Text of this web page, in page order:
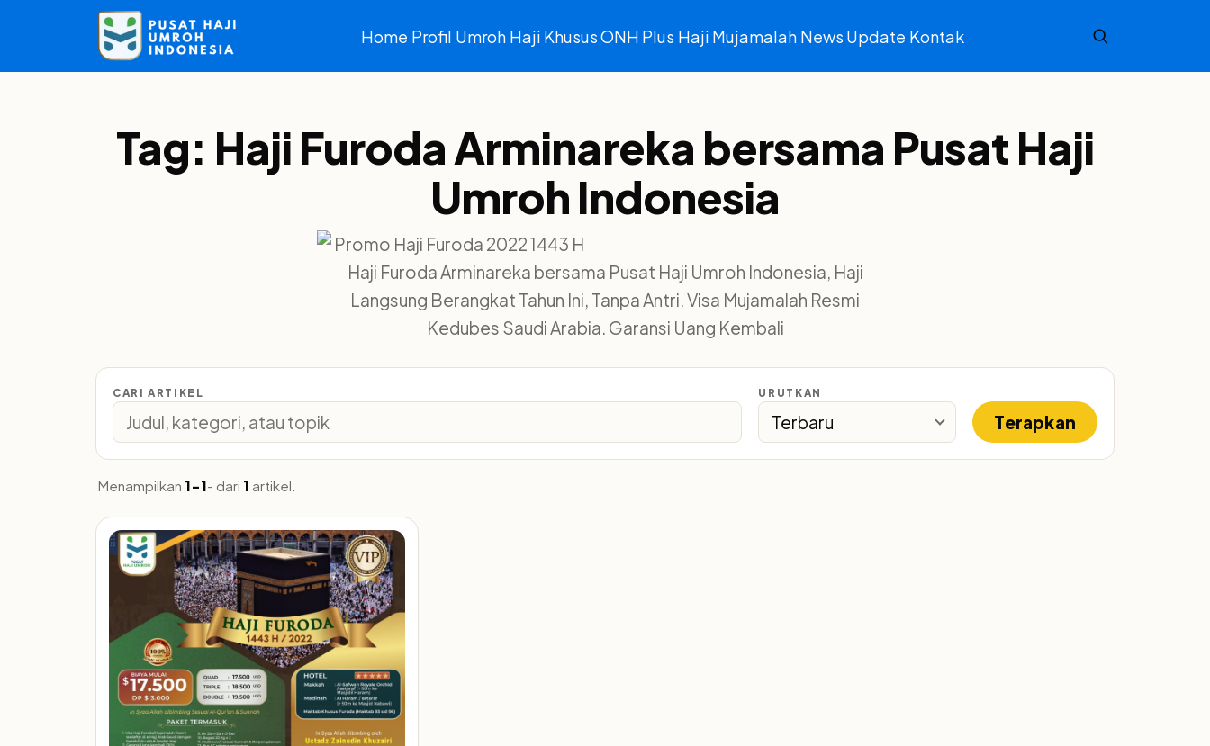
Home Profil Umroh Haji Khusus ONH Plus Haji Mujamalah News Update Kontak
Tag: Haji Furoda Arminareka bersama Pusat Haji
Umroh Indonesia
Haji Furoda Arminareka bersama Pusat Haji Umroh Indonesia, Haji
Langsung Berangkat Tahun Ini, Tanpa Antri. Visa Mujamalah Resmi
Kedubes Saudi Arabia. Garansi Uang Kembali
CARI ARTIKEL URUTKAN
Terapkan
Menampilkan 1-1- dari 1 artikel.